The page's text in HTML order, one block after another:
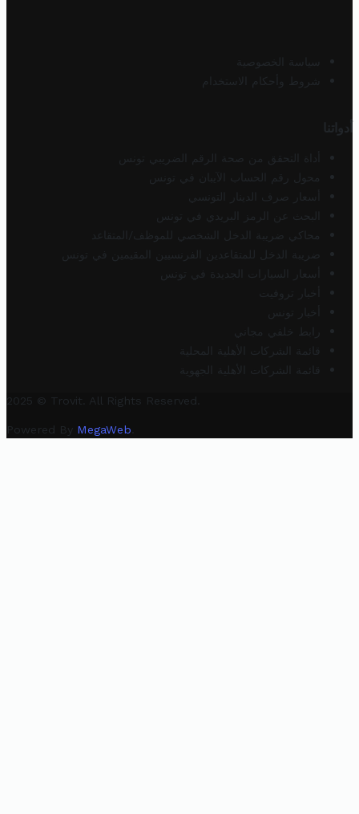
سياسة الخصوصية
شروط وأحكام الاستخدام
أدواتنا
أداة التحقق من صحة الرقم الضريبي تونس
محول رقم الحساب الآيبان في تونس
أسعار صرف الدينار التونسي
البحث عن الرمز البريدي في تونس
محاكي ضريبة الدخل الشخصي للموظف/المتقاعد
ضريبة الدخل للمتقاعدين الفرنسيين المقيمين في تونس
أسعار السيارات الجديدة في تونس
أخبار تروفيت
أخبار تونس
رابط خلفي مجاني
قائمة الشركات الأهلية المحلية
قائمة الشركات الأهلية الجهوية
2025 © Trovit. All Rights Reserved.
Powered By MegaWeb